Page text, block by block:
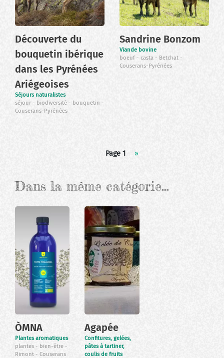
Découverte du
bouquetin ibérique
dans les Pyrénées
Ariégeoises
Séjours naturalistes
séjour
biodiversité
bouquetin
Couserans-Pyrénées
Sandrine Bonzom
Viande bovine
boeuf
casta
Betchat
Couserans-Pyrénées
Page 1
Page
››
Dans la même catégorie…
ÒMNA
Plantes aromatiques
plantes
bien-être
Rimont
Couserans
Agapée
Confitures, gelées,
pâtes à tartiner,
coulis de fruits